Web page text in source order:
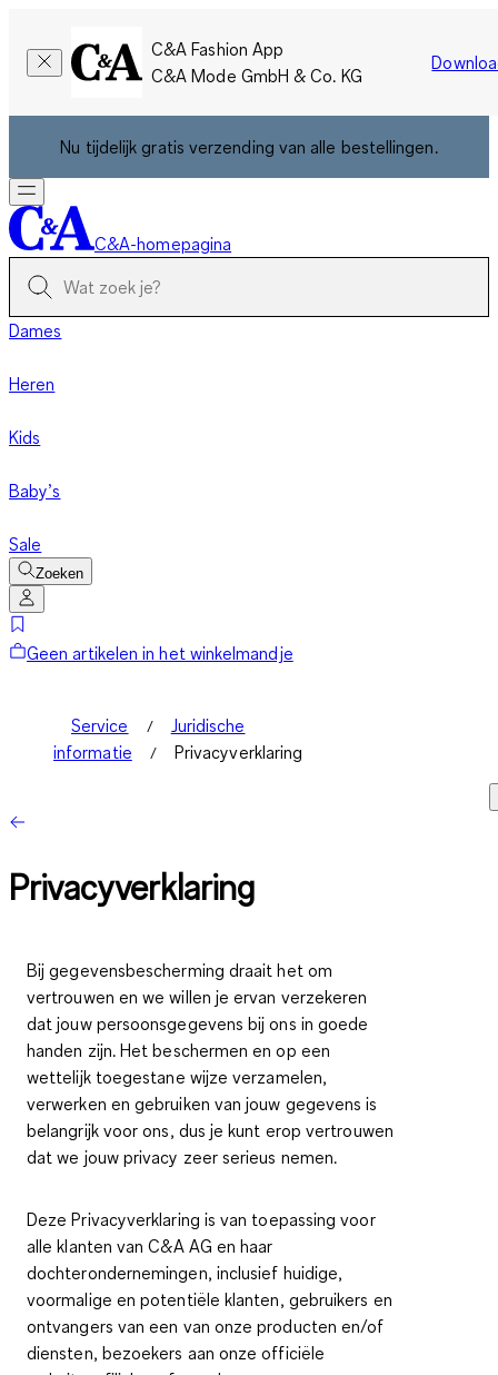
C&A Fashion App
C&A Mode GmbH & Co. KG
Nu tijdelijk gratis verzending van alle bestellingen.
C&A-homepagina
Dames
Heren
Kids
Baby’s
Sale
Zoeken
Geen artikelen in het winkelmandje
Service
Juridische
informatie
Privacyverklaring
Privacyverklaring
Bij gegevensbescherming draait het om
vertrouwen en we willen je ervan verzekeren
dat jouw persoonsgegevens bij ons in goede
handen zijn. Het beschermen en op een
wettelijk toegestane wijze verzamelen,
verwerken en gebruiken van jouw gegevens is
belangrijk voor ons, dus je kunt erop vertrouwen
dat we jouw privacy zeer serieus nemen.
Deze Privacyverklaring is van toepassing voor
alle klanten van C&A AG en haar
dochterondernemingen, inclusief huidige,
voormalige en potentiële klanten, gebruikers en
ontvangers van een van onze producten en/of
diensten, bezoekers aan onze officiële